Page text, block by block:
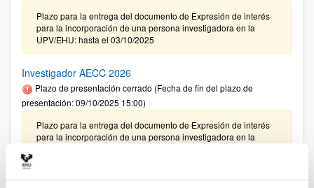
Plazo para la entrega del documento de Expresión de interés
para la incorporación de una persona investigadora en la
UPV/EHU: hasta el 03/10/2025
Investigador AECC 2026
Plazo de presentación cerrado (Fecha de fin del plazo de
presentación: 09/10/2025 15:00)
Plazo para la entrega del documento de Expresión de interés
para la incorporación de una persona investigadora en la
CONVOCATORIA 2025- I EXTRAORDINARIA PARA LA